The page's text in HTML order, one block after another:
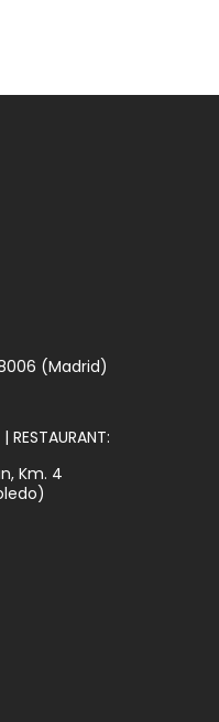
(Madrid)
RESTAURANT:
Km. 4